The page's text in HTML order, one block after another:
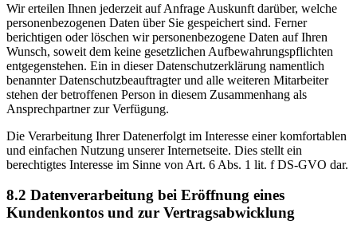
Wir erteilen Ihnen jederzeit auf Anfrage Auskunft darüber, welche
personenbezogenen Daten über Sie gespeichert sind. Ferner
berichtigen oder löschen wir personenbezogene Daten auf Ihren
Wunsch, soweit dem keine gesetzlichen Aufbewahrungspflichten
entgegenstehen. Ein in dieser Datenschutzerklärung namentlich
benannter Datenschutzbeauftragter und alle weiteren Mitarbeiter
stehen der betroffenen Person in diesem Zusammenhang als
Ansprechpartner zur Verfügung.
Die Verarbeitung Ihrer Datenerfolgt im Interesse einer komfortablen
und einfachen Nutzung unserer Internetseite. Dies stellt ein
berechtigtes Interesse im Sinne von Art. 6 Abs. 1 lit. f DS-GVO dar.
8.2 Datenverarbeitung bei Eröffnung eines
Kundenkontos und zur Vertragsabwicklung